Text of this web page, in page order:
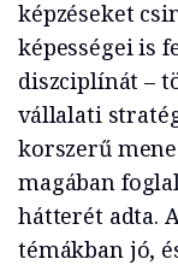
képzéseket
képességei is
diszciplínát –
vállalati
korszerű
magában
hátterét adta.
témákban jó,